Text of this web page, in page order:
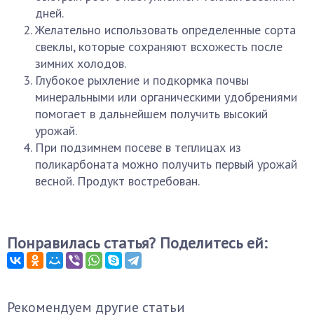
дней.
Желательно использовать определенные сорта
свеклы, которые сохраняют всхожесть после
зимних холодов.
Глубокое рыхление и подкормка почвы
минеральными или органическими удобрениями
помогает в дальнейшем получить высокий
урожай.
При подзимнем посеве в теплицах из
поликарбоната можно получить первый урожай
весной. Продукт востребован.
Понравилась статья? Поделитесь ей:
Рекомендуем другие статьи